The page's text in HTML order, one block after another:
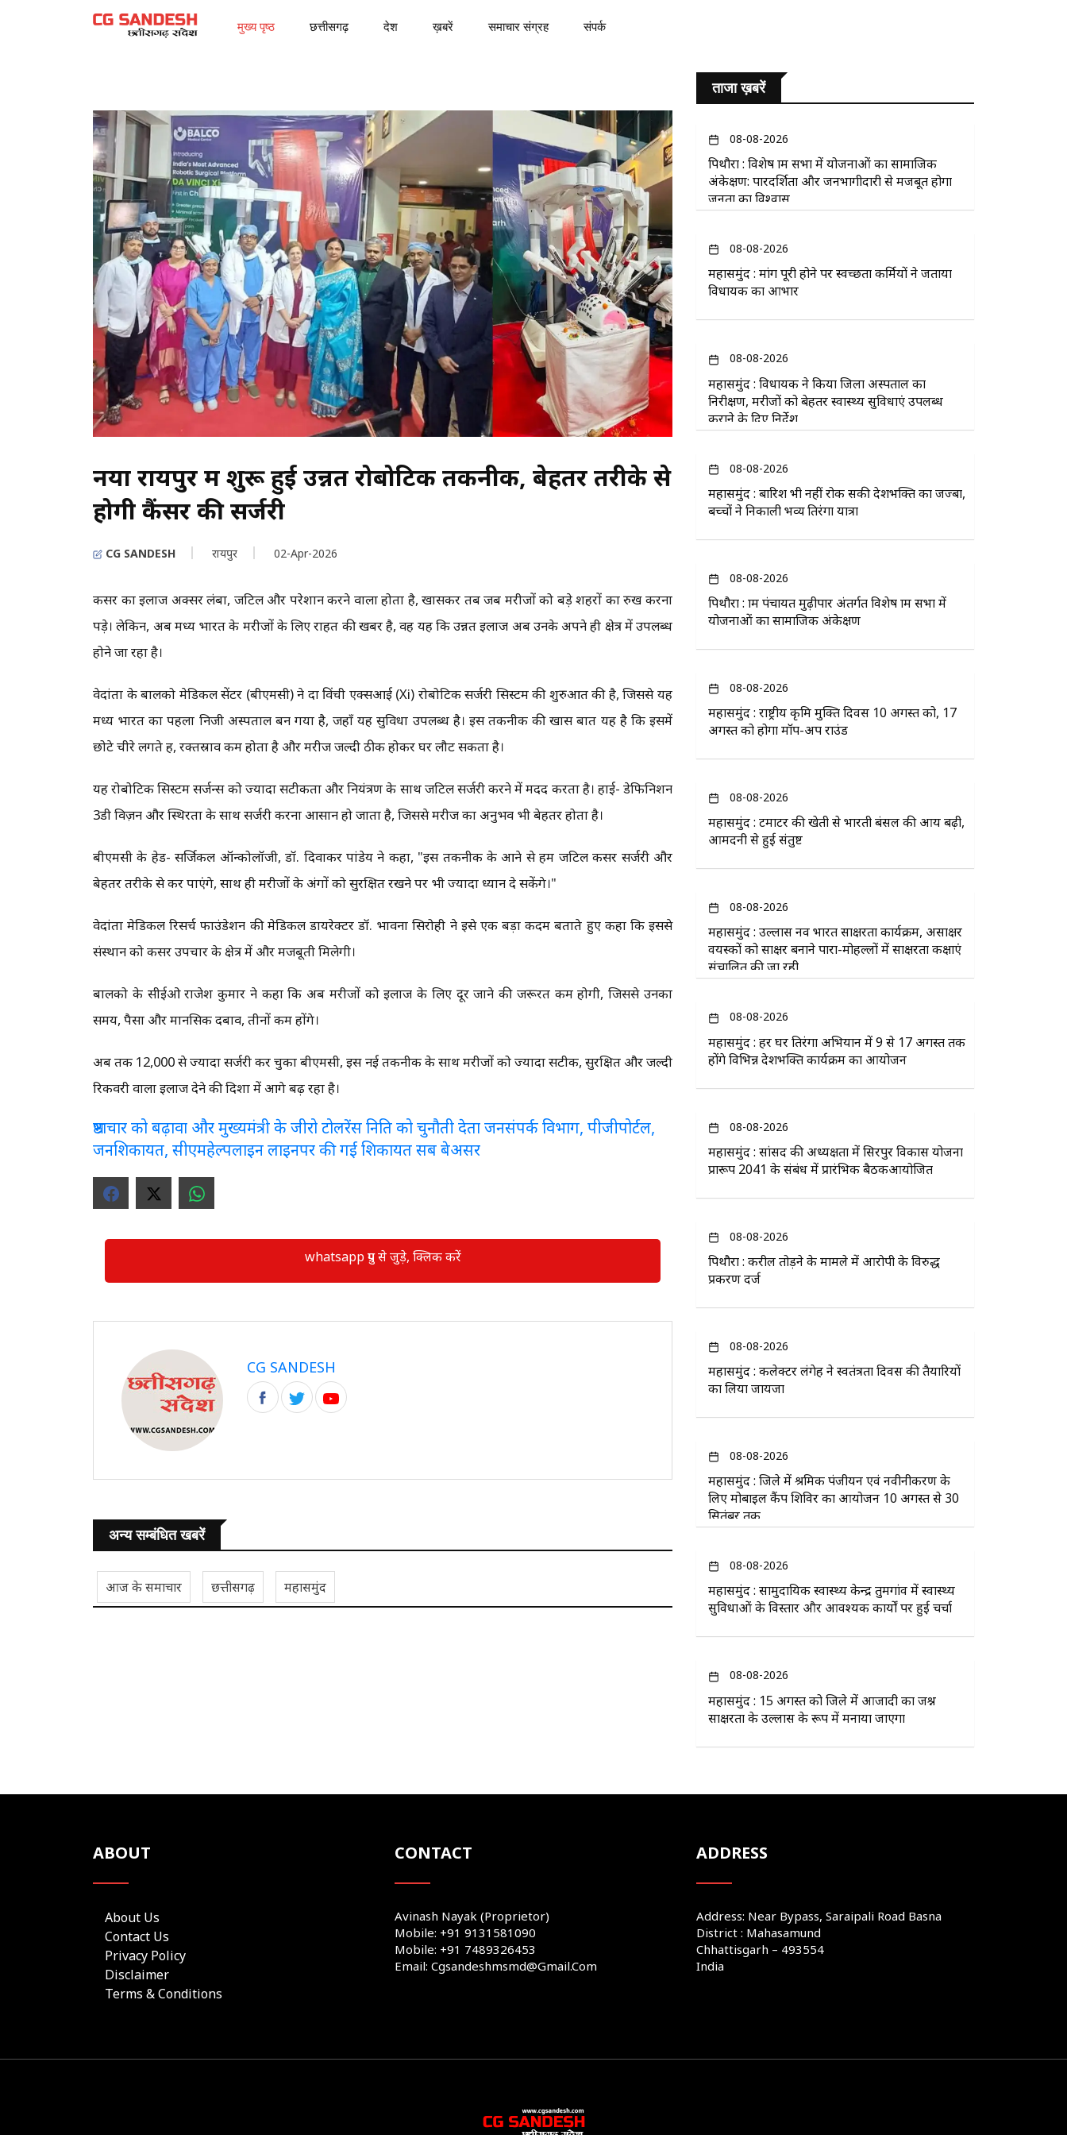
मुख्य पृष्ठ छत्तीसगढ़ देश ख़बरें समाचार संग्रह संपर्क
नया रायपुर में शुरू हुई उन्नत रोबोटिक तकनीक, बेहतर तरीके से
होगी कैंसर की सर्जरी
CG SANDESH रायपुर 02-Apr-2026
कैंसर का इलाज अक्सर लंबा, जटिल और परेशान करने वाला होता है, खासकर तब जब मरीजों को बड़े शहरों का रुख करना
पड़े। लेकिन, अब मध्य भारत के मरीजों के लिए राहत की खबर है, वह यह कि उन्नत इलाज अब उनके अपने ही क्षेत्र में उपलब्ध
होने जा रहा है।
वेदांता के बालको मेडिकल सेंटर (बीएमसी) ने दा विंची एक्सआई (Xi) रोबोटिक सर्जरी सिस्टम की शुरुआत की है, जिससे यह
मध्य भारत का पहला निजी अस्पताल बन गया है, जहाँ यह सुविधा उपलब्ध है। इस तकनीक की खास बात यह है कि इसमें
छोटे चीरे लगते हैं, रक्तस्राव कम होता है और मरीज जल्दी ठीक होकर घर लौट सकता है।
यह रोबोटिक सिस्टम सर्जन्स को ज्यादा सटीकता और नियंत्रण के साथ जटिल सर्जरी करने में मदद करता है। हाई- डेफिनिशन
3डी विज़न और स्थिरता के साथ सर्जरी करना आसान हो जाता है, जिससे मरीज का अनुभव भी बेहतर होता है।
बीएमसी के हेड- सर्जिकल ऑन्कोलॉजी, डॉ. दिवाकर पांडेय ने कहा, "इस तकनीक के आने से हम जटिल कैंसर सर्जरी और
बेहतर तरीके से कर पाएंगे, साथ ही मरीजों के अंगों को सुरक्षित रखने पर भी ज्यादा ध्यान दे सकेंगे।"
वेदांता मेडिकल रिसर्च फाउंडेशन की मेडिकल डायरेक्टर डॉ. भावना सिरोही ने इसे एक बड़ा कदम बताते हुए कहा कि इससे
संस्थान को कैंसर उपचार के क्षेत्र में और मजबूती मिलेगी।
बालको के सीईओ राजेश कुमार ने कहा कि अब मरीजों को इलाज के लिए दूर जाने की जरूरत कम होगी, जिससे उनका
समय, पैसा और मानसिक दबाव, तीनों कम होंगे।
अब तक 12,000 से ज्यादा सर्जरी कर चुका बीएमसी, इस नई तकनीक के साथ मरीजों को ज्यादा सटीक, सुरक्षित और जल्दी
रिकवरी वाला इलाज देने की दिशा में आगे बढ़ रहा है।
भ्रष्टाचार को बढ़ावा और मुख्यमंत्री के जीरो टोलरेंस निति को चुनौती देता जनसंपर्क विभाग, पीजीपोर्टल,
जनशिकायत, सीएमहेल्पलाइन लाइनपर की गई शिकायत सब बेअसर
whatsapp ग्रुप से जुड़े, क्लिक करें
CG SANDESH
अन्य सम्बंधित खबरें
आज के समाचार छत्तीसगढ़ महासमुंद
ताजा ख़बरें
08-08-2026
पिथौरा : विशेष ग्राम सभा में योजनाओं का सामाजिक
अंकेक्षण: पारदर्शिता और जनभागीदारी से मजबूत होगा
जनता का विश्वास
08-08-2026
महासमुंद : मांग पूरी होने पर स्वच्छता कर्मियों ने जताया
विधायक का आभार
08-08-2026
महासमुंद : विधायक ने किया जिला अस्पताल का
निरीक्षण, मरीजों को बेहतर स्वास्थ्य सुविधाएं उपलब्ध
कराने के दिए निर्देश
08-08-2026
महासमुंद : बारिश भी नहीं रोक सकी देशभक्ति का जज्बा,
बच्चों ने निकाली भव्य तिरंगा यात्रा
08-08-2026
पिथौरा : ग्राम पंचायत मुढ़ीपार अंतर्गत विशेष ग्राम सभा में
योजनाओं का सामाजिक अंकेक्षण
08-08-2026
महासमुंद : राष्ट्रीय कृमि मुक्ति दिवस 10 अगस्त को, 17
अगस्त को होगा मॉप-अप राउंड
08-08-2026
महासमुंद : टमाटर की खेती से भारती बंसल की आय बढ़ी,
आमदनी से हुई संतुष्ट
08-08-2026
महासमुंद : उल्लास नव भारत साक्षरता कार्यक्रम, असाक्षर
वयस्कों को साक्षर बनाने पारा-मोहल्लों में साक्षरता कक्षाएं
संचालित की जा रही
08-08-2026
महासमुंद : हर घर तिरंगा अभियान में 9 से 17 अगस्त तक
होंगे विभिन्न देशभक्ति कार्यक्रम का आयोजन
08-08-2026
महासमुंद : सांसद की अध्यक्षता में सिरपुर विकास योजना
प्रारूप 2041 के संबंध में प्रारंभिक बैठकआयोजित
08-08-2026
पिथौरा : करील तोड़ने के मामले में आरोपी के विरुद्ध
प्रकरण दर्ज
08-08-2026
महासमुंद : कलेक्टर लंगेह ने स्वतंत्रता दिवस की तैयारियों
का लिया जायजा
08-08-2026
महासमुंद : जिले में श्रमिक पंजीयन एवं नवीनीकरण के
लिए मोबाइल कैंप शिविर का आयोजन 10 अगस्त से 30
सितंबर तक
08-08-2026
महासमुंद : सामुदायिक स्वास्थ्य केन्द्र तुमगांव में स्वास्थ्य
सुविधाओं के विस्तार और आवश्यक कार्यों पर हुई चर्चा
08-08-2026
महासमुंद : 15 अगस्त को जिले में आजादी का जश्न
साक्षरता के उल्लास के रूप में मनाया जाएगा
ABOUT
About Us
Contact Us
Privacy Policy
Disclaimer
Terms & Conditions
CONTACT
Avinash Nayak (Proprietor)
Mobile: +91 9131581090
Mobile: +91 7489326453
Email: Cgsandeshmsmd@gmail.com
ADDRESS
Address: Near Bypass, Saraipali Road Basna
District : Mahasamund
Chhattisgarh – 493554
India